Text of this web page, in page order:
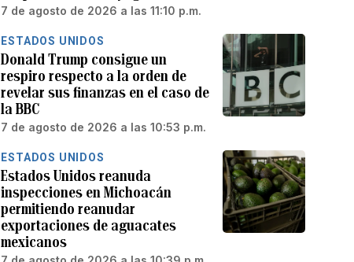
7 de agosto de 2026 a las 11:10 p.m.
ESTADOS UNIDOS
Donald Trump consigue un
respiro respecto a la orden de
revelar sus finanzas en el caso de
la BBC
7 de agosto de 2026 a las 10:53 p.m.
ESTADOS UNIDOS
Estados Unidos reanuda
inspecciones en Michoacán
permitiendo reanudar
exportaciones de aguacates
mexicanos